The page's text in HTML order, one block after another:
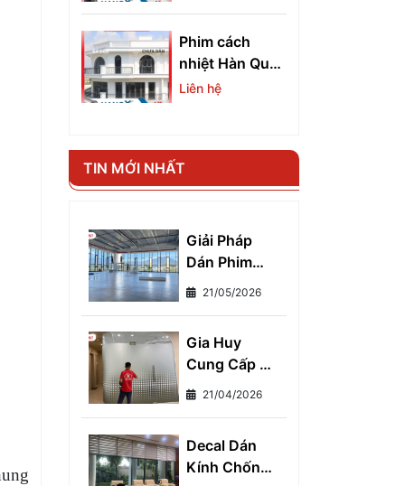
Phim cách
nhiệt Hàn Quốc
A75
Liên hệ
TIN MỚI NHẤT
Giải Pháp
Dán Phim
Cách Nhiệt
Toàn Diện -
Giảm Ngay
7°C, Tiết
Kiệm 30%
Tiền Điện
Mỗi Tháng
21/05/2026
Gia Huy
Cung Cấp Và
Thi Công
Cho Nhà Ở
Và Văn
21/04/2026
Decal Dán
Kính Chống